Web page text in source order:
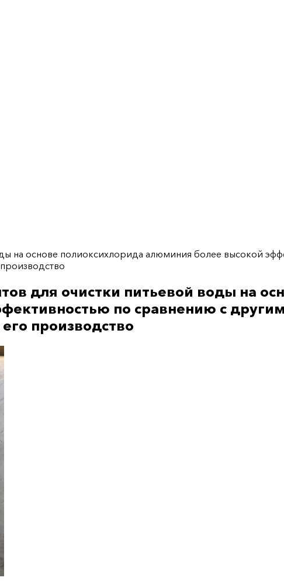
на основе полиоксихлорида алюминия более высокой
для очистки питьевой воды на
по сравнению с
производство